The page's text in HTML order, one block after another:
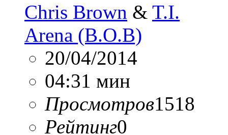
Chris Brown & T.I.
Arena (B.O.B)
20/04/2014
04:31 мин
Просмотров1518
Рейтинг0